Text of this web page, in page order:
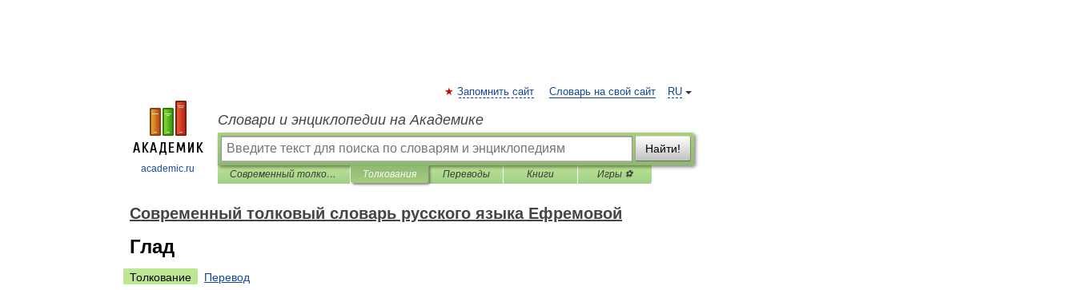
academic.ru
RU
Запомнить сайт Словарь на свой сайт
Словари и энциклопедии на Академике
Найти!
Современный толковый словарь русского языка Ефремовой Толкования Переводы Книги Игры ⚽
Современный толковый словарь русского языка Ефремовой
Глад
Толкование
Перевод